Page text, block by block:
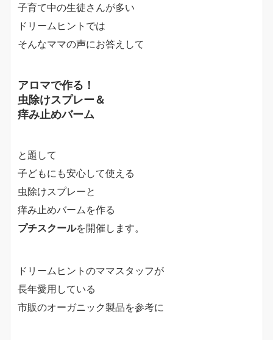
子育て中の生徒さんが多い
ドリームヒントでは
そんなママの声にお答えして
アロマで作る！
虫除けスプレー＆
痒み止めバーム
と題して
子どもにも安心して使える
虫除けスプレーと
痒み止めバームを作る
プチスクールを開催します。
ドリームヒントのママスタッフが
長年愛用している
市販のオーガニック製品を参考に